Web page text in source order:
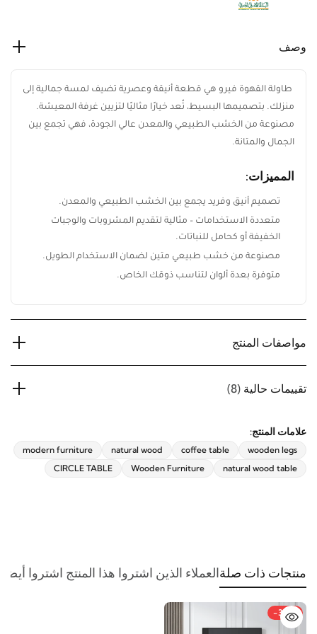
ابقَ على اطلاع بكل جديد من ريڤيد
اشترك ليصلك أحدث تصميمات الأثاث، أفكار
الديكور المنزلي، العروض الحصرية، وآخر أخبار
ريڤيد.
وصف
طاولة القهوة فيرو هي قطعة أنيقة وعصرية تضيف لمسة جمالية
إلى منزلك. بتصميمها البسيط، تُعد خيارًا مثاليًا لتزيين غرفة
المعيشة. مصنوعة من الخشب الطبيعي والمعدن عالي الجودة، فهي
تجمع بين الجمال والمتانة.
المميزات:
تصميم أنيق وفريد يجمع بين الخشب الطبيعي والمعدن.
متعددة الاستخدامات – مثالية لتقديم المشروبات والوجبات
الخفيفة أو كحامل للنباتات.
مصنوعة من خشب طبيعي متين لضمان الاستخدام الطويل.
متوفرة بعدة ألوان لتناسب ذوقك الخاص.
مواصفات المنتج
تقييمات حالية (8)
علامات المنتج:
wooden legs
coffee table
natural wood
modern furniture
natural wood table
Wooden Furniture
CIRCLE TABLE
منتجات ذات صلةالعملاء الذين اشتروا هذا المنتج اشتروا أيضا
-33%